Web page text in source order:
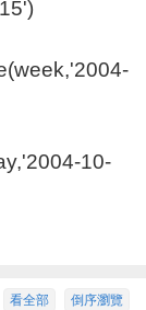
10-
倒序瀏覽
看全部